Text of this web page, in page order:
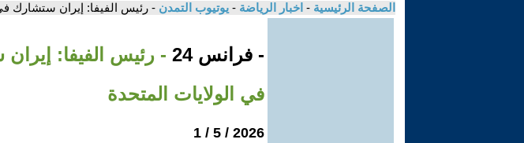
الصفحة الرئيسية - اخبار الرياضة - يوتيوب التمدن - رئيس الفيفا: إيران ستشارك في مونديال 2026 وستلعب في
- فرانس 24
في الولايات المتحدة
2026 / 5 / 1